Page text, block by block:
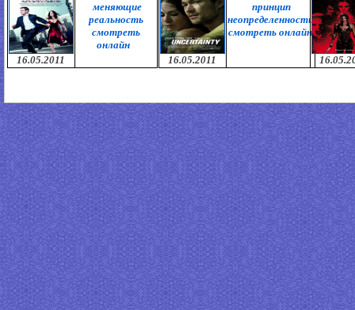
16.05.2011
меняющие
реальность
смотреть
онлайн
16.05.2011
принцип
неопределенности
смотреть онлайн